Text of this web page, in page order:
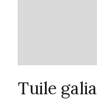
Tuile galia